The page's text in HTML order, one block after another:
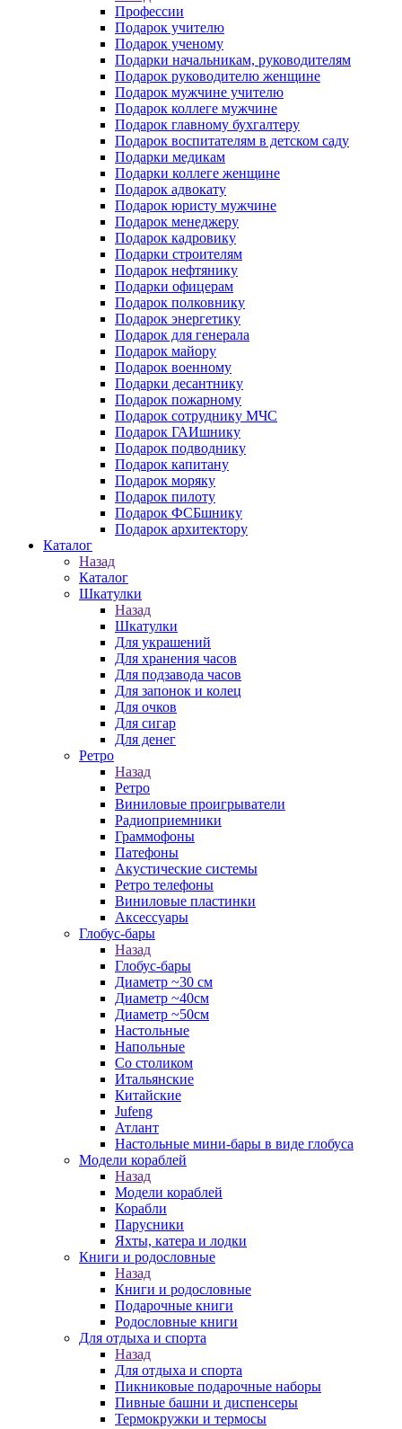
Профессии
Подарок учителю
Подарок ученому
Подарки начальникам, руководителям
Подарок руководителю женщине
Подарок мужчине учителю
Подарок коллеге мужчине
Подарок главному бухгалтеру
Подарок воспитателям в детском саду
Подарки медикам
Подарки коллеге женщине
Подарок адвокату
Подарок юристу мужчине
Подарок менеджеру
Подарок кадровику
Подарки строителям
Подарок нефтянику
Подарки офицерам
Подарок полковнику
Подарок энергетику
Подарок для генерала
Подарок майору
Подарок военному
Подарки десантнику
Подарок пожарному
Подарок сотруднику МЧС
Подарок ГАИшнику
Подарок подводнику
Подарок капитану
Подарок моряку
Подарок пилоту
Подарок ФСБшнику
Подарок архитектору
Каталог
Назад
Каталог
Шкатулки
Назад
Шкатулки
Для украшений
Для хранения часов
Для подзавода часов
Для запонок и колец
Для очков
Для сигар
Для денег
Ретро
Назад
Ретро
Виниловые проигрыватели
Радиоприемники
Граммофоны
Патефоны
Акустические системы
Ретро телефоны
Виниловые пластинки
Аксессуары
Глобус-бары
Назад
Глобус-бары
Диаметр ~30 см
Диаметр ~40см
Диаметр ~50см
Настольные
Напольные
Со столиком
Итальянские
Китайские
Jufeng
Атлант
Настольные мини-бары в виде глобуса
Модели кораблей
Назад
Модели кораблей
Корабли
Парусники
Яхты, катера и лодки
Книги и родословные
Назад
Книги и родословные
Подарочные книги
Родословные книги
Для отдыха и спорта
Назад
Для отдыха и спорта
Пикниковые подарочные наборы
Пивные башни и диспенсеры
Термокружки и термосы